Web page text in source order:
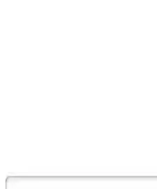
bisikleti.